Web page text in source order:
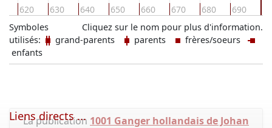
620 630 640 650 660 670 680 690
Cliquez sur le nom pour plus d'information.
Symboles
utilisés:
grand-parents parents
frères/soeurs
enfants
La publication 1001 Ganger hollandais de Johan
Liens directs ...